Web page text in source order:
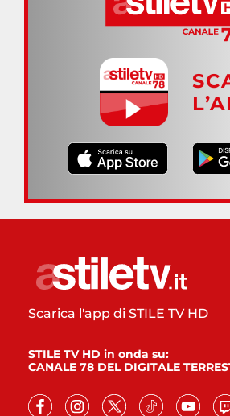
Scarica l'app di STILE TV HD
STILE TV HD in onda su:
CANALE 78 DEL DIGITALE